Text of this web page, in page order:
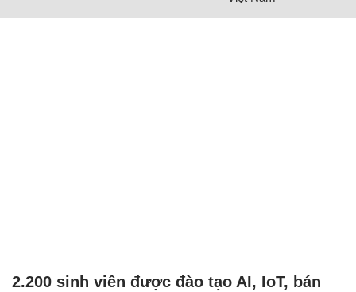
2.200 sinh viên được đào tạo AI, IoT, bán